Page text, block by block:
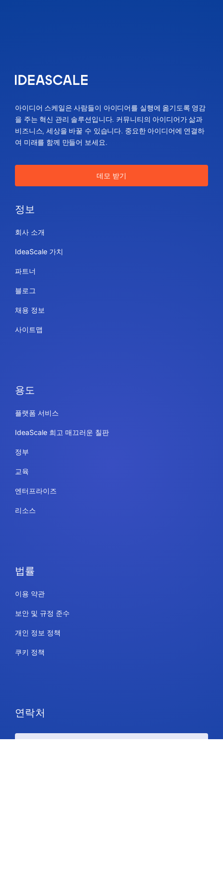
아이디어 스케일은 사람들이 아이디어를 실행에 옮기도록 영감
을 주는 혁신 관리 솔루션입니다. 커뮤니티의 아이디어가 삶과
비즈니스, 세상을 바꿀 수 있습니다. 중요한 아이디어에 연결하
여 미래를 함께 만들어 보세요.
데모 받기
정보
회사 소개
IdeaScale 가치
파트너
블로그
채용 정보
사이트맵
용도
플랫폼 서비스
IdeaScale 희고 매끄러운 칠판
정부
교육
엔터프라이즈
리소스
법률
이용 약관
보안 및 규정 준수
개인 정보 정책
쿠키 정책
연락처